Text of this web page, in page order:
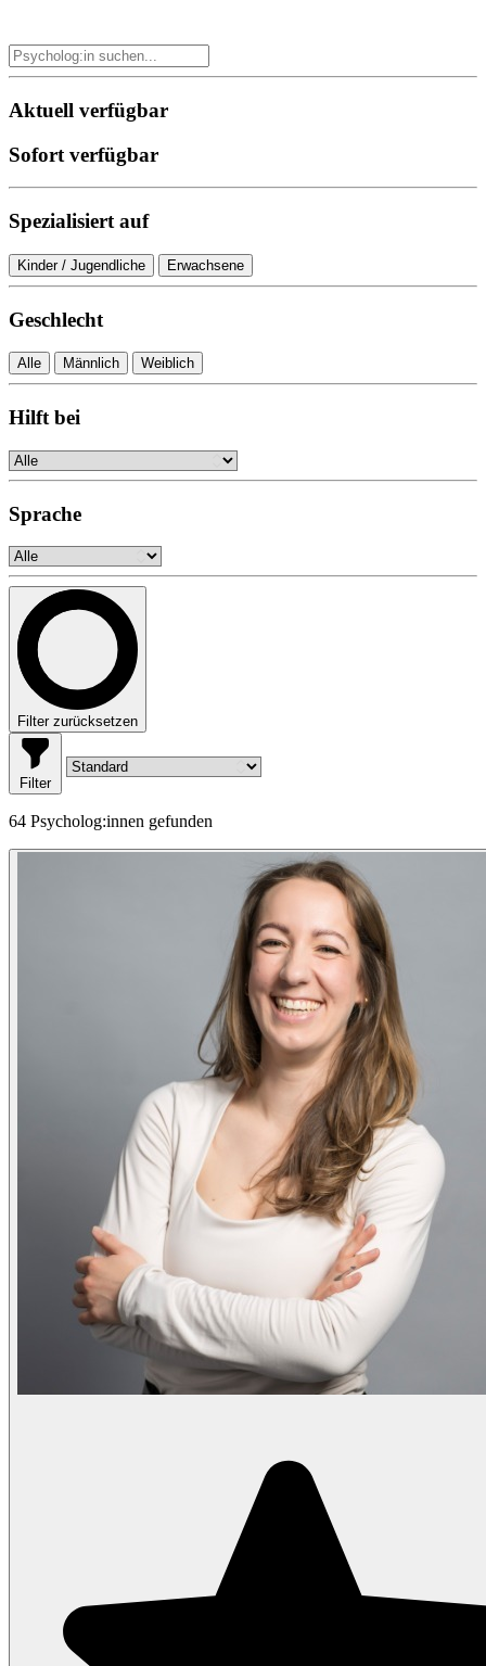
Aktuell verfügbar
Sofort verfügbar
Spezialisiert auf
Kinder / Jugendliche Erwachsene
Geschlecht
Alle Männlich Weiblich
Hilft bei
Sprache
Filter zurücksetzen
Filter
64 Psycholog:innen gefunden